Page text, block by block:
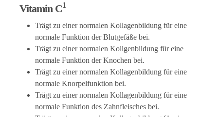
Vitamin C1
Trägt zu einer normalen Kollagenbildung für eine
normale Funktion der Blutgefäße bei.
Trägt zu einer normalen Kollgenbildung für eine
normale Funktion der Knochen bei.
Trägt zu einer normalen Kollagenbildung für eine
normale Knorpelfunktion bei.
Trägt zu einer normalen Kollagenbildung für eine
normale Funktion des Zahnfleisches bei.